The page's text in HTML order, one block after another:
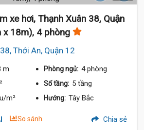
xe hơi, Thạnh Xuân 38, Quận
x 18m), 4 phòng
Thới An, Quận 12
m Phòng ngủ: 4 phòng
Số tầng: 5 tầng
m² Hướng: Tây Bắc
So sánh Chia sẻ